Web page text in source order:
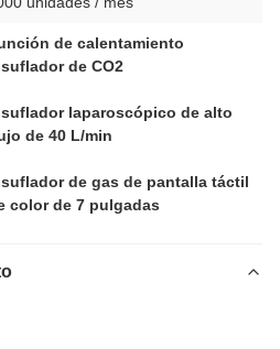
de calentamiento
de CO2
laparoscópico de alto
de 40 L/min
de gas de pantalla táctil
color de 7 pulgadas